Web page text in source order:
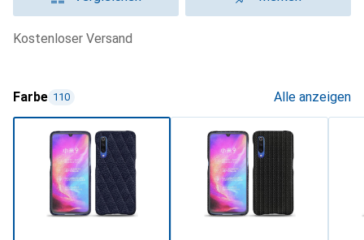
kostenloser Versand
Farbe 110 Alle anzeigen